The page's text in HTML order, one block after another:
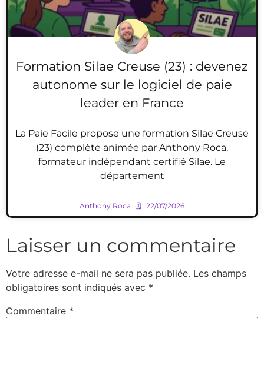
Formation Silae Creuse (23) : devenez
autonome sur le logiciel de paie
leader en France
La Paie Facile propose une formation Silae Creuse
(23) complète animée par Anthony Roca,
formateur indépendant certifié Silae. Le
département
Anthony Roca 22/07/2026
Laisser un commentaire
Votre adresse e-mail ne sera pas publiée. Les champs
obligatoires sont indiqués avec *
Commentaire *